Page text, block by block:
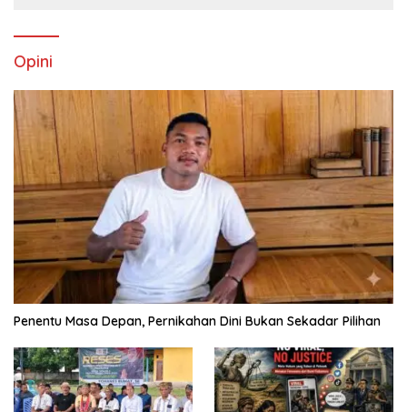
Opini
Penentu Masa Depan, Pernikahan Dini Bukan Sekadar Pilihan